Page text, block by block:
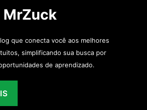
MrZuck
que conecta você aos melhores
simplificando sua busca por
de aprendizado.